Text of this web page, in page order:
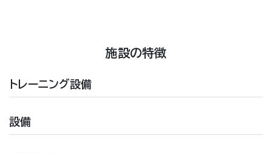
施設の特徴
トレーニング設備
設備